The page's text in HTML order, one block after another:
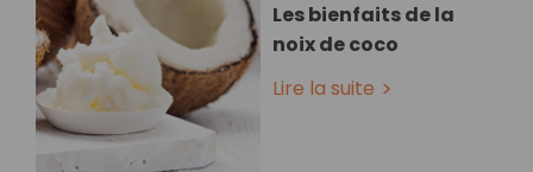
Les bienfaits de la
noix de coco
Lire la suite